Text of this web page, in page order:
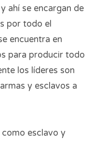
ahí se encargan de
por todo el
encuentra en
para producir todo
los líderes son
y esclavos a
esclavo y